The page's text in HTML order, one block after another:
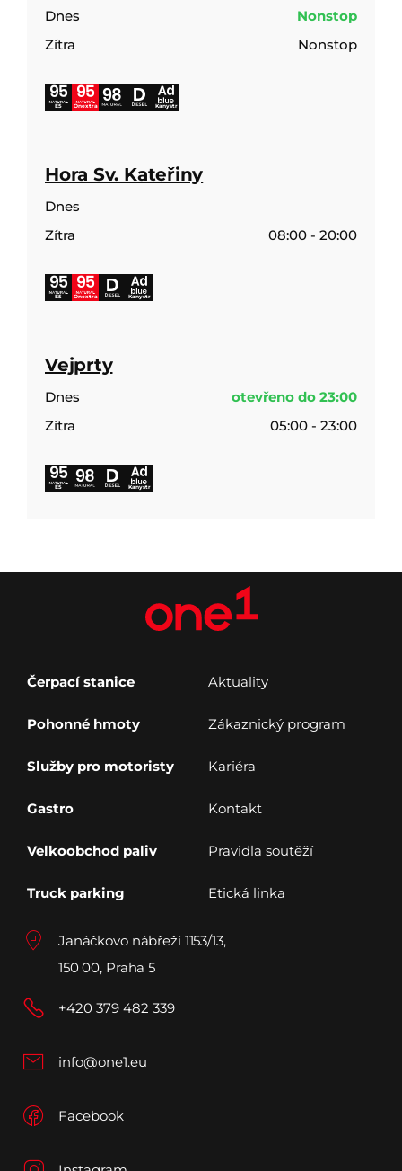
Dnes
Nonstop
Zítra
Nonstop
E5 Onextra Kanystr
Hora Sv. Kateřiny
Dnes
Zítra
08:00 - 20:00
E5 Onextra Kanystr
Vejprty
Dnes
otevřeno do 23:00
Zítra
05:00 - 23:00
E5 Kanystr
Janáčkovo nábřeží 1153/13,
150 00, Praha 5
+420 379 482 339
info@one1.eu
Facebook
Čerpací stanice
Pohonné hmoty
Služby pro motoristy
Gastro
Velkoobchod paliv
Truck parking
Aktuality
Zákaznický program
Kariéra
Kontakt
Pravidla soutěží
Etická linka